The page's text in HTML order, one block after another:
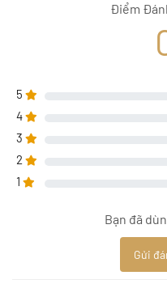
Điểm
5
4
3
2
1
Bạn đã
Gửi